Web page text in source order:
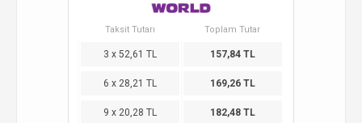
Taksit Tutarı Toplam Tutar
3 x 52,61 TL 157,84 TL
6 x 28,21 TL 169,26 TL
9 x 20,28 TL 182,48 TL